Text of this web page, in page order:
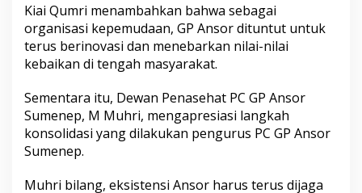
Kiai Qumri menambahkan bahwa sebagai
organisasi kepemudaan, GP Ansor dituntut untuk
terus berinovasi dan menebarkan nilai-nilai
kebaikan di tengah masyarakat.
Sementara itu, Dewan Penasehat PC GP Ansor
Sumenep, M Muhri, mengapresiasi langkah
konsolidasi yang dilakukan pengurus PC GP Ansor
Sumenep.
Muhri bilang, eksistensi Ansor harus terus dijaga